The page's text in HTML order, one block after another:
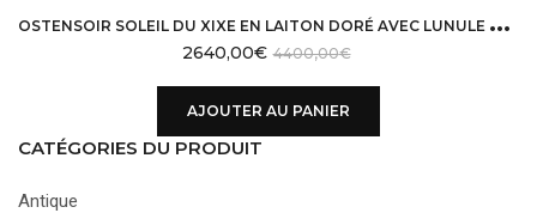
O
STENSOIR SOLEIL DU XIXE EN LAITON DORÉ AVEC LUNULE EN VERRE BISEAUTÉ
4400,00€
2640,00€
AJOUTER AU PANIER
CATÉGORIES DU PRODUIT
Antique